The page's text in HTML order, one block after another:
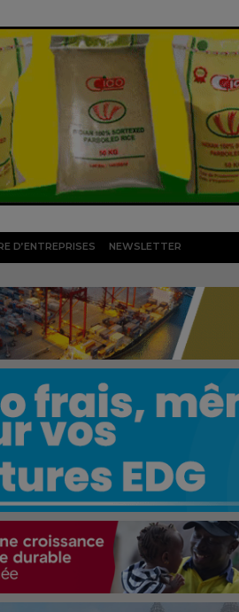
D’ENTREPRISES NEWSLETTER